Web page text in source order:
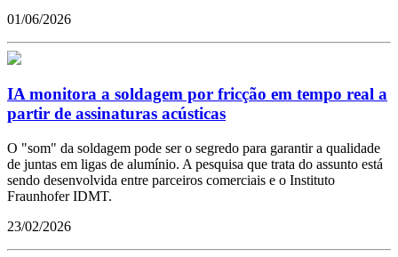
01/06/2026
IA monitora a soldagem por fricção em tempo real a
partir de assinaturas acústicas
O "som" da soldagem pode ser o segredo para garantir a qualidade
de juntas em ligas de alumínio. A pesquisa que trata do assunto está
sendo desenvolvida entre parceiros comerciais e o Instituto
Fraunhofer IDMT.
23/02/2026